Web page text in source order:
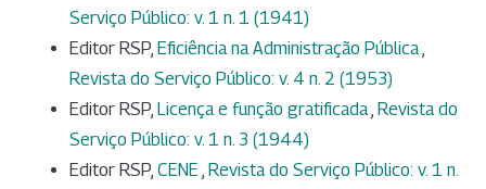
Serviço Público: v. 1 n. 1 (1941)
Editor RSP, Eficiência na Administração Pública,
Revista do Serviço Público: v. 4 n. 2 (1953)
Editor RSP, Licença e função gratificada, Revista do
Serviço Público: v. 1 n. 3 (1944)
Editor RSP, CENE , Revista do Serviço Público: v. 1 n.